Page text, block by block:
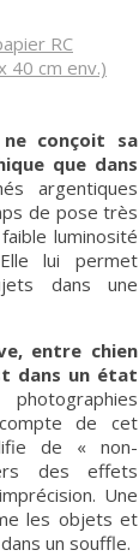
RC
40 cm env.)
ne conçoit sa
que dans
argentiques
de pose très
luminosité
lui permet
dans une
entre chien
dans un état
de cet
de « non-
des effets
Une
les objets et
un souffle.